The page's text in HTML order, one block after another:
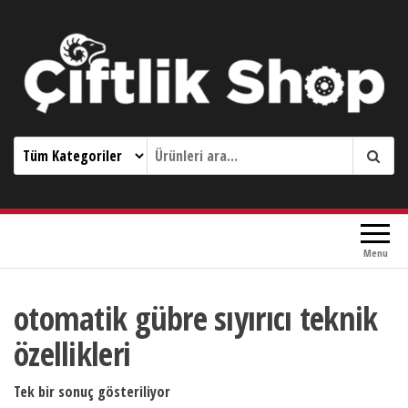
Çiftlik Shop 0533 644 3989
Menu
otomatik gübre sıyırıcı teknik
özellikleri
Tek bir sonuç gösteriliyor